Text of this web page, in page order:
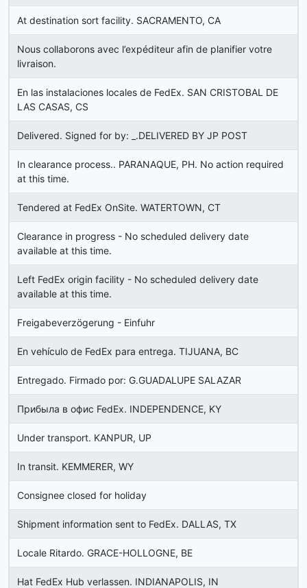
At destination sort facility. SACRAMENTO, CA
Nous collaborons avec l’expéditeur afin de planifier votre
livraison.
En las instalaciones locales de FedEx. SAN CRISTOBAL DE
LAS CASAS, CS
Delivered. Signed for by: _.DELIVERED BY JP POST
In clearance process.. PARANAQUE, PH. No action required
at this time.
Tendered at FedEx OnSite. WATERTOWN, CT
Clearance in progress - No scheduled delivery date
available at this time.
Left FedEx origin facility - No scheduled delivery date
available at this time.
Freigabeverzögerung - Einfuhr
En vehículo de FedEx para entrega. TIJUANA, BC
Entregado. Firmado por: G.GUADALUPE SALAZAR
Прибыла в офис FedEx. INDEPENDENCE, KY
Under transport. KANPUR, UP
In transit. KEMMERER, WY
Consignee closed for holiday
Shipment information sent to FedEx. DALLAS, TX
Locale Ritardo. GRACE-HOLLOGNE, BE
Hat FedEx Hub verlassen. INDIANAPOLIS, IN